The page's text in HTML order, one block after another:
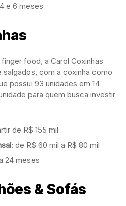
e 6 meses
food, a Carol Coxinhas
com a coxinha como
possui 93 unidades em 14
para quem busca investir
de R$ 155 mil
: de R$ 60 mil a R$ 80 mil
24 meses
& Sofás